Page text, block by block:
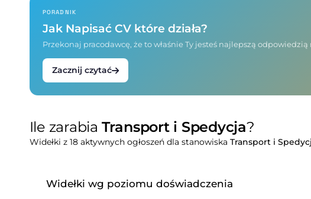
PORADNIK
Jak Napisać CV które działa?
Przekonaj pracodawcę, że to właśnie Ty jesteś najlepszą
Zacznij czytać
Ile zarabia Transport i Spedycja?
Widełki z 18 aktywnych ogłoszeń dla stanowiska Transport i
Widełki wg poziomu doświadczenia